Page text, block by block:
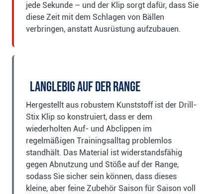
jede Sekunde – und der Klip sorgt dafür, dass Sie
diese Zeit mit dem Schlagen von Bällen
verbringen, anstatt Ausrüstung aufzubauen.
Langlebig auf der Range
Hergestellt aus robustem Kunststoff ist der Drill-
Stix Klip so konstruiert, dass er dem
wiederholten Auf- und Abclippen im
regelmäßigen Trainingsalltag problemlos
standhält. Das Material ist widerstandsfähig
gegen Abnutzung und Stöße auf der Range,
sodass Sie sicher sein können, dass dieses
kleine, aber feine Zubehör Saison für Saison voll